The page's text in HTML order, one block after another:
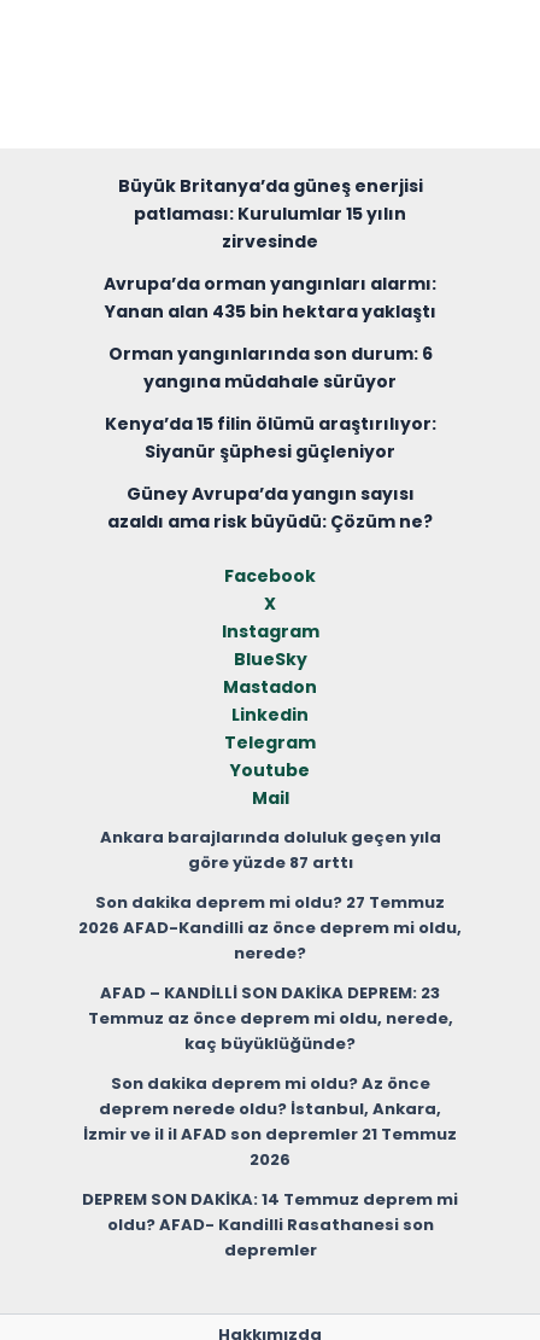
Büyük Britanya’da güneş enerjisi
patlaması: Kurulumlar 15 yılın
zirvesinde
Avrupa’da orman yangınları alarmı:
Yanan alan 435 bin hektara yaklaştı
Orman yangınlarında son durum: 6
yangına müdahale sürüyor
Kenya’da 15 filin ölümü araştırılıyor:
Siyanür şüphesi güçleniyor
Güney Avrupa’da yangın sayısı
azaldı ama risk büyüdü: Çözüm ne?
Facebook
X
Instagram
BlueSky
Mastadon
Linkedin
Telegram
Youtube
Mail
Ankara barajlarında doluluk geçen yıla
göre yüzde 87 arttı
Son dakika deprem mi oldu? 27 Temmuz
2026 AFAD-Kandilli az önce deprem mi oldu,
nerede?
AFAD – KANDİLLİ SON DAKİKA DEPREM: 23
Temmuz az önce deprem mi oldu, nerede,
kaç büyüklüğünde?
Son dakika deprem mi oldu? Az önce
deprem nerede oldu? İstanbul, Ankara,
İzmir ve il il AFAD son depremler 21 Temmuz
2026
DEPREM SON DAKİKA: 14 Temmuz deprem mi
oldu? AFAD- Kandilli Rasathanesi son
depremler
Hakkımızda